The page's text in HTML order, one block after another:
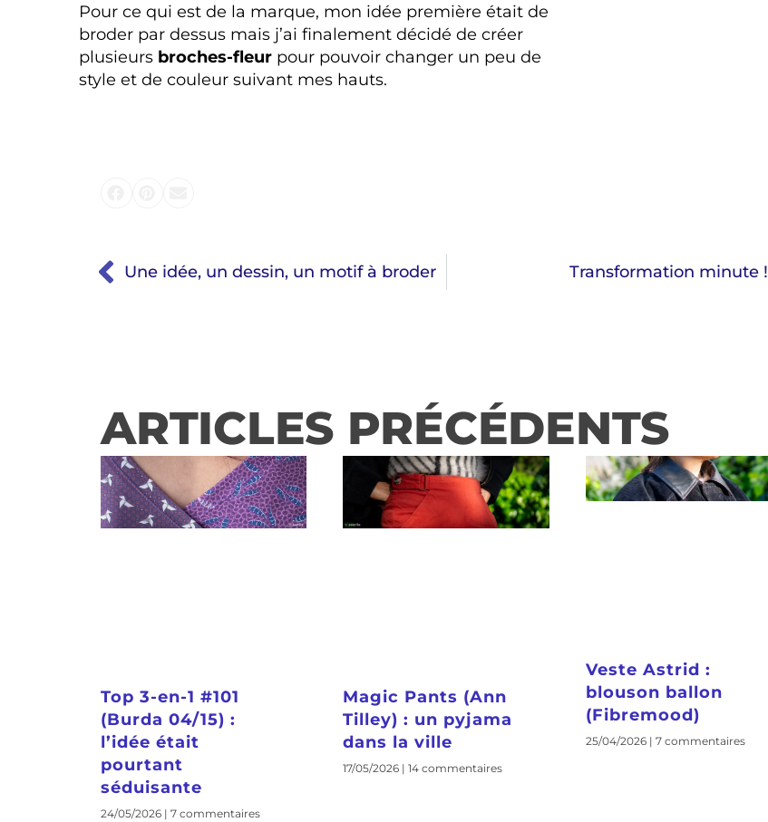
Pour ce qui est de la marque, mon idée première était de
broder par dessus mais j’ai finalement décidé de créer
plusieurs broches-fleur pour pouvoir changer un peu de
style et de couleur suivant mes hauts.
Une idée, un dessin, un motif à broder Transformation minute !
ARTICLES PRÉCÉDENTS
Top 3-en-1 #101
(Burda 04/15) :
l’idée était
pourtant
séduisante
24/05/2026 7 commentaires
Magic Pants (Ann
Tilley) : un pyjama
dans la ville
17/05/2026 14 commentaires
Veste Astrid :
blouson ballon
(Fibremood)
25/04/2026 7 commentaires